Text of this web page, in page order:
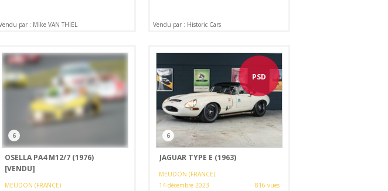
par : Mike VAN THIEL Vendu par : Historic Cars
6
OSELLA PA4 M12/7 (1976)
[VENDU]
MEUDON (FRANCE)
PSD
6
JAGUAR TYPE E (1963)
MEUDON (FRANCE)
14 décembre 2023
816 vues